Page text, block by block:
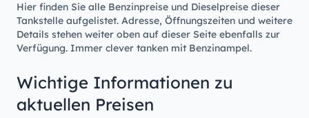
Hier finden Sie alle Benzinpreise und Dieselpreise dieser
Tankstelle aufgelistet. Adresse, Öffnungszeiten und weitere
Details stehen weiter oben auf dieser Seite ebenfalls zur
Verfügung. Immer clever tanken mit Benzinampel.
Wichtige Informationen zu
aktuellen Preisen